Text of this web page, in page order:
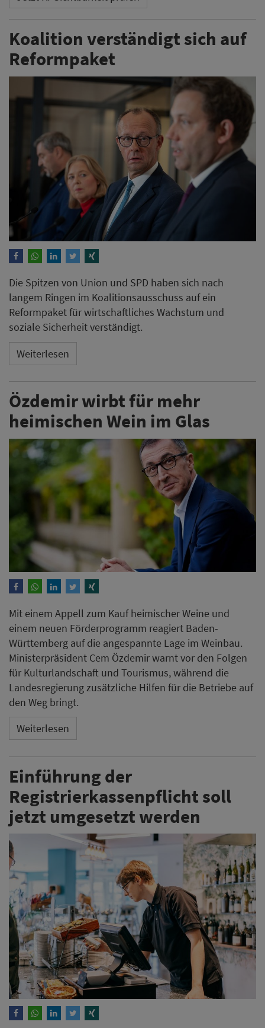
Koalition verständigt sich auf
Reformpaket
Die Spitzen von Union und SPD haben sich nach
langem Ringen im Koalitionsausschuss auf ein
Reformpaket für wirtschaftliches Wachstum und
soziale Sicherheit verständigt.
Weiterlesen
Özdemir wirbt für mehr
heimischen Wein im Glas
Mit einem Appell zum Kauf heimischer Weine und
einem neuen Förderprogramm reagiert Baden-
Württemberg auf die angespannte Lage im Weinbau.
Ministerpräsident Cem Özdemir warnt vor den Folgen
für Kulturlandschaft und Tourismus, während die
Landesregierung zusätzliche Hilfen für die Betriebe auf
den Weg bringt.
Weiterlesen
Einführung der
Registrierkassenpflicht soll
jetzt umgesetzt werden